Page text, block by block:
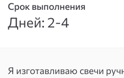
Вспомнить
Срок выполнения
Дней: 2-4
Я изготавливаю свечи